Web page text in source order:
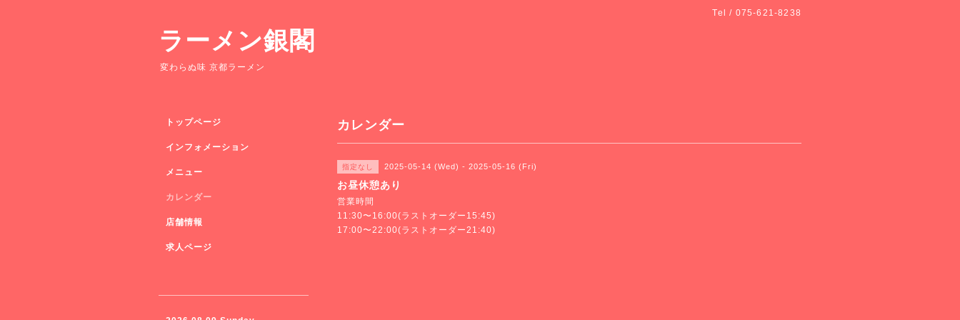
Tel / 075-621-8238
ラーメン銀閣
変わらぬ味 京都ラーメン
カレンダー
指定なし 2025-05-14 (Wed) - 2025-05-16 (Fri)
お昼休憩あり
営業時間
11:30〜16:00(ラストオーダー15:45)
17:00〜22:00(ラストオーダー21:40)
トップページ
インフォメーション
メニュー
カレンダー
店舗情報
求人ページ